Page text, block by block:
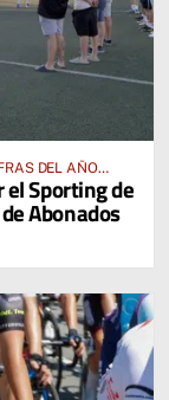
DEL AÑO
Sporting de
Abonados